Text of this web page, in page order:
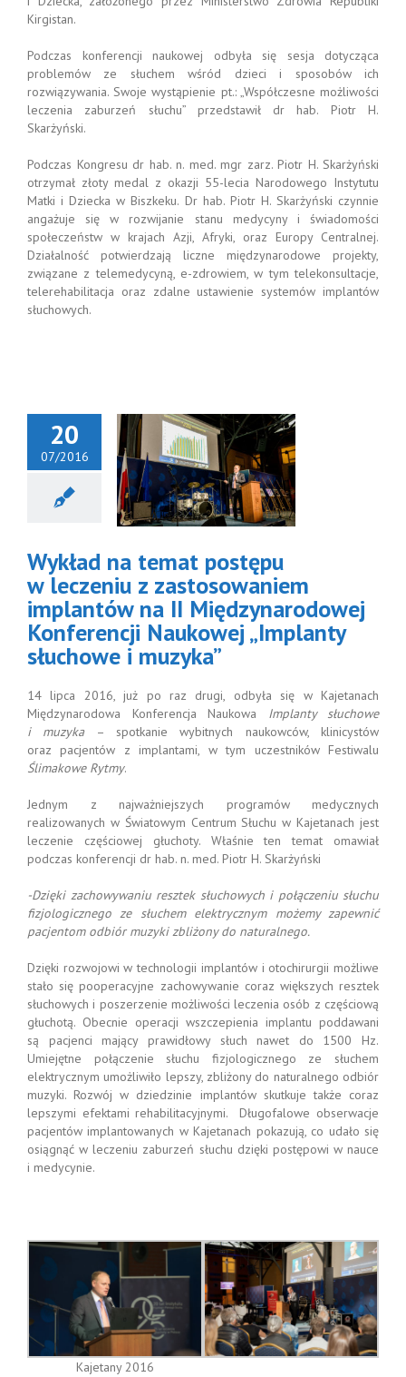
Kirgistan.
Podczas konferencji naukowej odbyła się sesja dotycząca
problemów ze słuchem wśród dzieci i sposobów ich
rozwiązywania. Swoje wystąpienie pt.: „Współczesne możliwości
leczenia zaburzeń słuchu” przedstawił dr hab. Piotr H.
Skarżyński.
Podczas Kongresu dr hab. n. med. mgr zarz. Piotr H. Skarżyński
otrzymał złoty medal z okazji 55-lecia Narodowego Instytutu
Matki i Dziecka w Biszkeku. Dr hab. Piotr H. Skarżyński czynnie
angażuje się w rozwijanie stanu medycyny i świadomości
społeczeństw w krajach Azji, Afryki, oraz Europy Centralnej.
Działalność potwierdzają liczne międzynarodowe projekty,
związane z telemedycyną, e-zdrowiem, w tym telekonsultacje,
telerehabilitacja oraz zdalne ustawienie systemów implantów
słuchowych.
20
07/2016
na temat
w leczeniu
„Implanty
i muzyka”
Aktualności
Wykład na temat postępu
w leczeniu z zastosowaniem
implantów na II Międzynarodowej
Konferencji Naukowej „Implanty
słuchowe i muzyka”
14 lipca 2016, już po raz drugi, odbyła się w Kajetanach
Międzynarodowa Konferencja Naukowa Implanty słuchowe
i muzyka– spotkanie wybitnych naukowców, klinicystów
oraz pacjentów z implantami, w tym uczestników Festiwalu
Ślimakowe Rytmy.
Jednym z najważniejszych programów medycznych
realizowanych w Światowym Centrum Słuchu w Kajetanach jest
leczenie częściowej głuchoty. Właśnie ten temat omawiał
podczas konferencji dr hab. n. med. Piotr H. Skarżyński
-Dzięki zachowywaniu resztek słuchowych i połączeniu słuchu
fizjologicznego ze słuchem elektrycznym możemy zapewnić
pacjentom odbiór muzyki zbliżony do naturalnego.
Dzięki rozwojowi w technologii implantów i otochirurgii możliwe
stało się pooperacyjne zachowywanie coraz większych resztek
słuchowych i poszerzenie możliwości leczenia osób z częściową
głuchotą. Obecnie operacji wszczepienia implantu poddawani
są pacjenci mający prawidłowy słuch nawet do 1500 Hz.
Umiejętne połączenie słuchu fizjologicznego ze słuchem
elektrycznym umożliwiło lepszy, zbliżony do naturalnego odbiór
muzyki. Rozwój w dziedzinie implantów skutkuje także coraz
lepszymi efektami rehabilitacyjnymi. Długofalowe obserwacje
pacjentów implantowanych w Kajetanach pokazują, co udało się
osiągnąć w leczeniu zaburzeń słuchu dzięki postępowi w nauce
i medycynie.
Kajetany 2016